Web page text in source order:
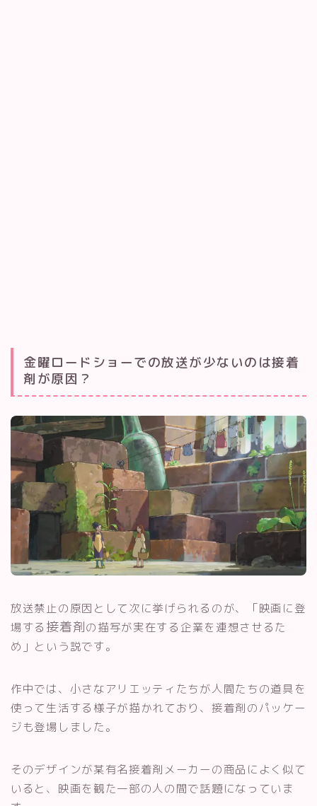
金曜ロードショーでの放送が少ないのは接着
剤が原因？
放送禁止の原因として次に挙げられるのが、「映画に登
場する 接着剤の描写が実在する企業を連想させるた
め」という説です。
作中では、小さなアリエッティたちが人間たちの道具を
使って生活する様子が描かれており、接着剤のパッケー
ジも登場しました。
そのデザインが某有名接着剤メーカーの商品によく似て
いると、映画を観た一部の人の間で話題になっていま